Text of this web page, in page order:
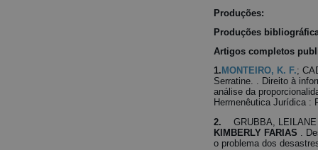
Produções:
Produções
Artigos completos
1. MONTEIRO, K. F.;
Serratine. . Direito à
análise da
Hermenêutica Jurídica :
2.
GRUBBA,
KIMBERLY FARIAS .
o problema dos